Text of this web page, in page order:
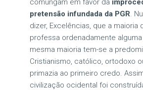
comungam em favor da
pretensão infundada da PGR.
dizer, Excelências, que a maioria
professa ordenadamente
mesma maioria tem-se a
Cristianismo, católico, ortodoxo
primazia ao primeiro credo.
civilização ocidental foi